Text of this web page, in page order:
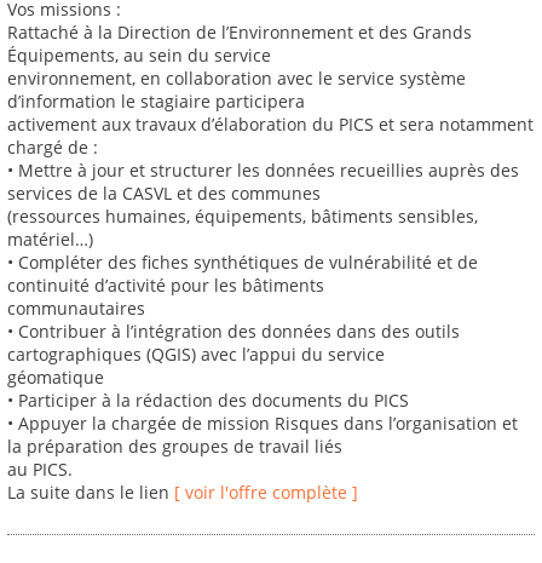
Vos missions :
Rattaché à la Direction de l’Environnement et des Grands
Équipements, au sein du service
environnement, en collaboration avec le service système
d’information le stagiaire participera
activement aux travaux d’élaboration du PICS et sera notamment
chargé de :
• Mettre à jour et structurer les données recueillies auprès des
services de la CASVL et des communes
(ressources humaines, équipements, bâtiments sensibles,
matériel…)
• Compléter des fiches synthétiques de vulnérabilité et de
continuité d’activité pour les bâtiments
communautaires
• Contribuer à l’intégration des données dans des outils
cartographiques (QGIS) avec l’appui du service
géomatique
• Participer à la rédaction des documents du PICS
• Appuyer la chargée de mission Risques dans l’organisation et
la préparation des groupes de travail liés
au PICS.
La suite dans le lien [ voir l'offre complète ]